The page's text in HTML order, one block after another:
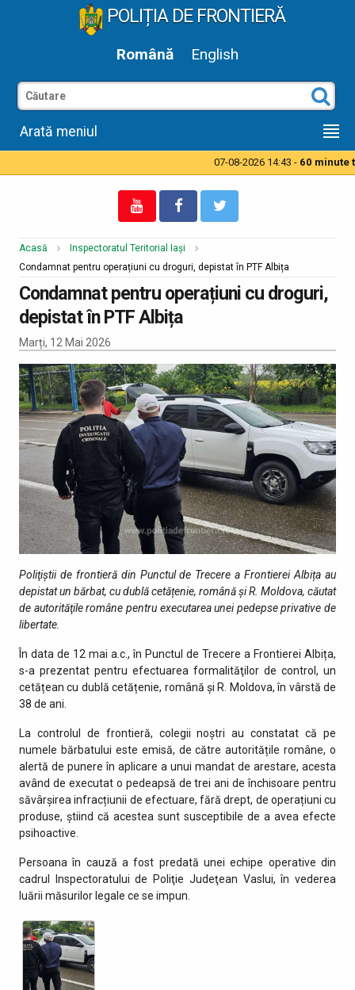
POLIȚIA DE FRONTIERĂ
Română English
Arată meniul
07-08-2026 14:43 - 60 minute
Acasă
Inspectoratul Teritorial Iași
Condamnat pentru operațiuni cu droguri, depistat în PTF Albița
Condamnat pentru operațiuni cu droguri,
depistat în PTF Albița
Marți, 12 Mai 2026
Poliţiştii de frontieră din Punctul de Trecere a Frontierei Albița au
depistat un bărbat, cu dublă cetățenie, română și R. Moldova, căutat
de autorităţile române pentru executarea unei pedepse privative de
libertate.
În data de 12 mai a.c., în Punctul de Trecere a Frontierei Albița,
s-a prezentat pentru efectuarea formalităţilor de control, un
cetățean cu dublă cetățenie, română și R. Moldova, în vârstă de
38 de ani.
La controlul de frontieră, colegii noştri au constatat că pe
numele bărbatului este emisă, de către autoritățile române, o
alertă de punere în aplicare a unui mandat de arestare, acesta
având de executat o pedeapsă de trei ani de închisoare pentru
săvârşirea infracțiunii de efectuare, fără drept, de operațiuni cu
produse, știind că acestea sunt susceptibile de a avea efecte
psihoactive.
Persoana în cauză a fost predată unei echipe operative din
cadrul Inspectoratului de Poliţie Judeţean Vaslui, în vederea
luării măsurilor legale ce se impun.